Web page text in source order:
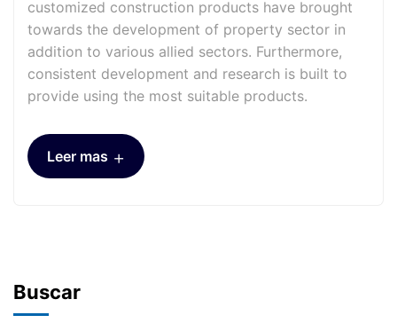
customized construction products have brought
towards the development of property sector in
addition to various allied sectors. Furthermore,
consistent development and research is built to
provide using the most suitable products.
Leer mas +
Buscar